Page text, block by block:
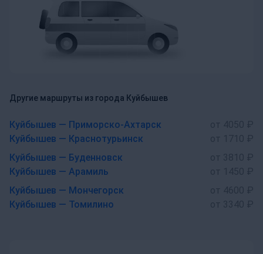
Другие маршруты из города Куйбышев
Куйбышев — Приморско-Ахтарск
Куйбышев — Краснотурьинск
Куйбышев — Буденновск
Куйбышев — Арамиль
Куйбышев — Мончегорск
Куйбышев — Томилино